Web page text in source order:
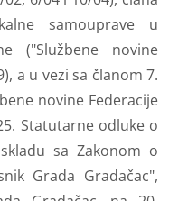
samouprave u
("Službene novine
a u vezi sa članom 7.
novine Federacije
Statutarne odluke o
sa Zakonom o
Grada Gradačac",